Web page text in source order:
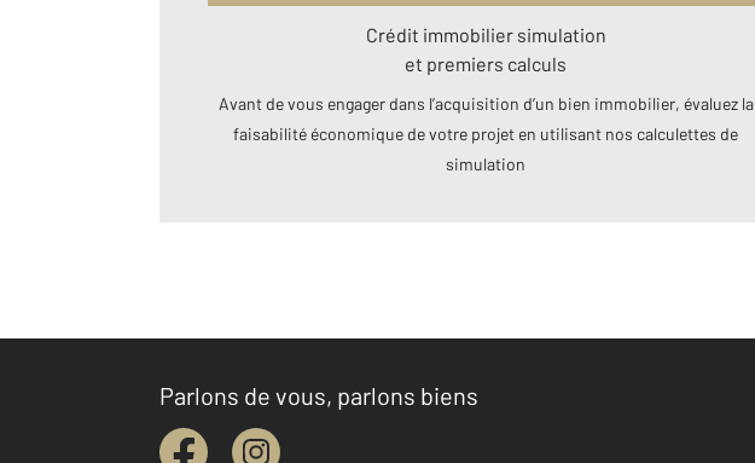
Crédit immobilier simulation
et premiers calculs
Avant de vous engager dans l’acquisition d’un bien immobilier, évaluez la
faisabilité économique de votre projet en utilisant nos calculettes de
simulation
Parlons de vous, parlons biens